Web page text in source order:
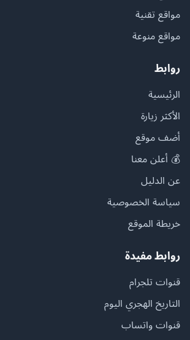
مواقع تقنية
مواقع منوعة
روابط
الرئيسية
الأكثر زيارة
أضف موقع
💰 أعلن معنا
عن الدليل
سياسة الخصوصية
خريطة الموقع
روابط مفيدة
قنوات تلجرام
التاريخ الهجري اليوم
قنوات واتساب